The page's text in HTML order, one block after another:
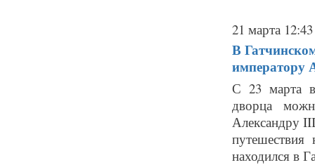
21 марта 12:43
В
императору
С 23 марта в
дворца
Александру
находился в